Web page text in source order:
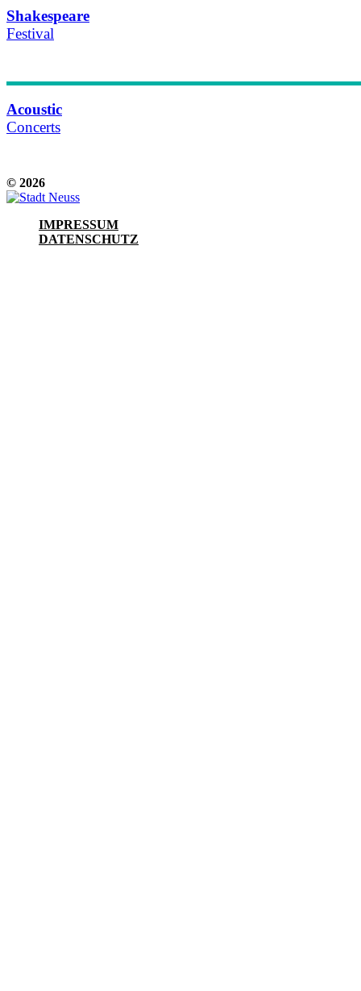
Shakespeare
Festival
Acoustic
Concerts
© 2026
IMPRESSUM
DATENSCHUTZ